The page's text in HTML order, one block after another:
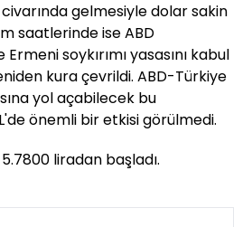
gelmesiyle dolar sakin
saatlerinde ise ABD
soykırımı yasasını kabul
kura çevrildi. ABD-Türkiye
yol açabilecek bu
önemli bir etkisi görülmedi.
liradan başladı.